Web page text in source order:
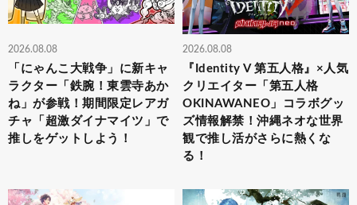
2026.08.08
「にゃんこ大戦争」に新キャ
ラクター「鉄腕！東雲寺あか
ね」が参戦！期間限定レアガ
チャ「超激ダイナマイツ」で
推しをゲットしよう！
2026.08.08
『Identity V 第五人格』×人気
クリエイター「第五人格
OKINAWANEO」コラボグッ
ズ情報解禁！沖縄ネオな世界
観で推し活がさらに熱くな
る！